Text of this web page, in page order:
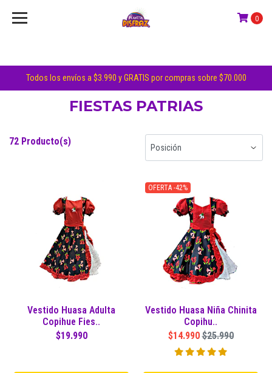
Todos los envíos a $3.990 y GRATIS por compras sobre $70.000
0
FIESTAS PATRIAS
72 Producto(s)
Vestido Huasa Adulta
Copihue Fies..
$19.990
OFERTA -42%
Vestido Huasa Niña Chinita
Copihu..
$14.990 $25.990